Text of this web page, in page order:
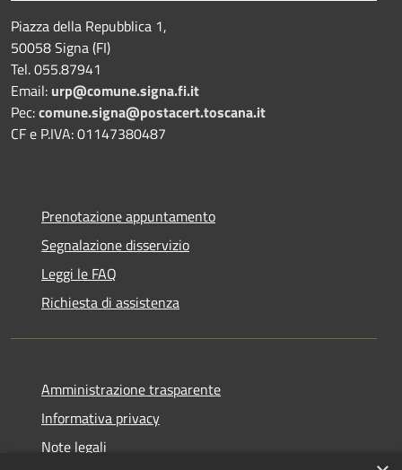
Piazza della Repubblica 1,
50058 Signa (FI)
Tel. 055.87941
Email: urp@comune.signa.fi.it
Pec:comune.signa@postacert.toscana.it
CF e P.IVA: 01147380487
Prenotazione appuntamento
Segnalazione disservizio
Leggi le FAQ
Richiesta di assistenza
Amministrazione trasparente
Informativa privacy
Note legali